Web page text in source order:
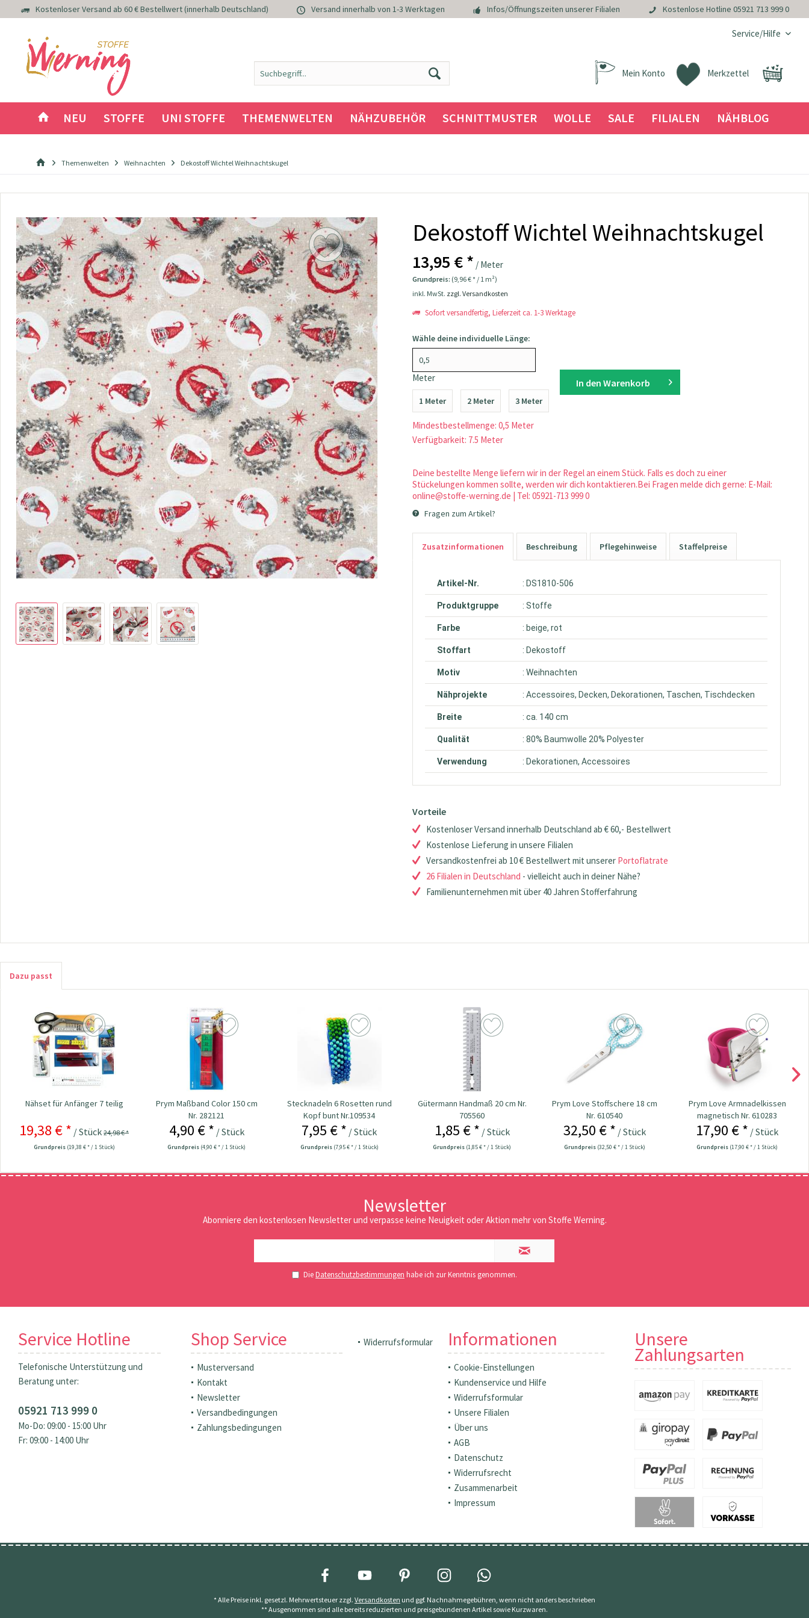
Kostenloser Versand ab 60 € Bestellwert (innerhalb Deutschland) Versand innerhalb von 1-3 Werktagen Infos/Öffnungszeiten unserer Filialen Kostenlose Hotline 05921 713 999 0
Service/Hilfe
Merkzettel
Mein Konto
NEU STOFFE UNI STOFFE THEMENWELTEN NÄHZUBEHÖR SCHNITTMUSTER WOLLE SALE FILIALEN NÄHBLOG
Themenwelten Weihnachten Dekostoff Wichtel Weihnachtskugel
Dekostoff Wichtel Weihnachtskugel
13,95 € * / Meter
Grundpreis: (9,96 € * / 1 m²)
inkl. MwSt. zzgl. Versandkosten
Sofort versandfertig, Lieferzeit ca. 1-3 Werktage
Wähle deine individuelle Länge:
Meter
1 Meter 2 Meter 3 Meter
Mindestbestellmenge: 0,5 Meter
Verfügbarkeit: 7.5 Meter
In den Warenkorb
Deine bestellte Menge liefern wir in der Regel an einem Stück. Falls es doch zu einer
Stückelungen kommen sollte, werden wir dich kontaktieren.Bei Fragen melde dich gerne: E-Mail:
online@stoffe-werning.de | Tel: 05921-713 999 0
Fragen zum Artikel?
Zusatzinformationen Beschreibung Pflegehinweise Staffelpreise
Artikel-Nr. : DS1810-506
Produktgruppe : Stoffe
Farbe : beige, rot
Stoffart : Dekostoff
Motiv : Weihnachten
Nähprojekte : Accessoires, Decken, Dekorationen, Taschen, Tischdecken
Breite : ca. 140 cm
Qualität : 80% Baumwolle 20% Polyester
Verwendung : Dekorationen, Accessoires
Vorteile
Kostenloser Versand innerhalb Deutschland ab € 60,- Bestellwert
Kostenlose Lieferung in unsere Filialen
Versandkostenfrei ab 10 € Bestellwert mit unserer Portoflatrate
26 Filialen in Deutschland - vielleicht auch in deiner Nähe?
Familienunternehmen mit über 40 Jahren Stofferfahrung
Dazu passt
Nähset für Anfänger 7 teilig
19,38 € * / Stück24,98 € *
Grundpreis (19,38 € * / 1 Stück)
Prym Maßband Color 150 cm
Nr. 282121
4,90 € * / Stück
Grundpreis (4,90 € * / 1 Stück)
Stecknadeln 6 Rosetten rund
Kopf bunt Nr.109534
7,95 € * / Stück
Grundpreis (7,95 € * / 1 Stück)
Gütermann Handmaß 20 cm Nr.
705560
1,85 € * / Stück
Grundpreis (1,85 € * / 1 Stück)
Prym Love Stoffschere 18 cm
Nr. 610540
32,50 € * / Stück
Grundpreis (32,50 € * / 1 Stück)
Prym Love Armnadelkissen
magnetisch Nr. 610283
17,90 € * / Stück
Grundpreis (17,90 € * / 1 Stück)
Newsletter
Abonniere den kostenlosen Newsletter und verpasse keine Neuigkeit oder Aktion mehr von Stoffe Werning.
DieDatenschutzbestimmungen habe ich zur Kenntnis genommen.
Service Hotline
Telefonische Unterstützung und
Beratung unter:
05921 713 999 0
Mo-Do: 09:00 - 15:00 Uhr
Fr: 09:00 - 14:00 Uhr
Shop Service
Musterversand
Kontakt
Newsletter
Versandbedingungen
Zahlungsbedingungen
Widerrufsformular Informationen
Cookie-Einstellungen
Kundenservice und Hilfe
Widerrufsformular
Unsere Filialen
Über uns
AGB
Datenschutz
Widerrufsrecht
Zusammenarbeit
Impressum
Unsere
Zahlungsarten
* Alle Preise inkl. gesetzl. Mehrwertsteuer zzgl. Versandkosten und ggf. Nachnahmegebühren, wenn nicht anders beschrieben
** Ausgenommen sind alle bereits reduzierten und preisgebundenen Artikel sowie Kurzwaren.